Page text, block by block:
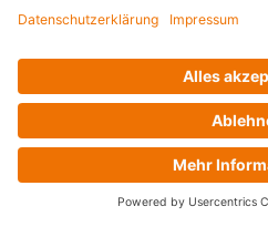
Klingeltaster und Gongs
Sprechanlagen-Sets
Zubehör Türkommunikation
Videoüberwachung
Zubehör Videoüberwachung
Alle anzeigen